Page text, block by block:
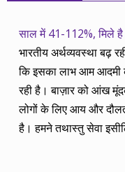
साल में 41-112%, मिले है
भारतीय अर्थव्यवस्था बढ़
कि इसका लाभ आम आदमी
रही है। बाज़ार को आंख
लोगों के लिए आय और
है। हमने तथास्तु सेवा